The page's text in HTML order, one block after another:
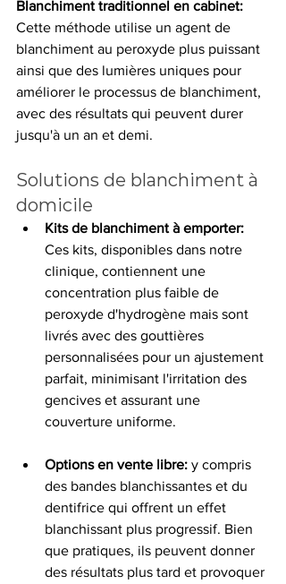
Blanchiment traditionnel en cabinet:
Cette méthode utilise un agent de
blanchiment au peroxyde plus puissant
ainsi que des lumières uniques pour
améliorer le processus de blanchiment,
avec des résultats qui peuvent durer
jusqu'à un an et demi.
Solutions de blanchiment à
domicile
Kits de blanchiment à emporter:
Ces kits, disponibles dans notre
clinique, contiennent une
concentration plus faible de
peroxyde d'hydrogène mais sont
livrés avec des gouttières
personnalisées pour un ajustement
parfait, minimisant l'irritation des
gencives et assurant une
couverture uniforme.
Options en vente libre: y compris
des bandes blanchissantes et du
dentifrice qui offrent un effet
blanchissant plus progressif. Bien
que pratiques, ils peuvent donner
des résultats plus tard et provoquer